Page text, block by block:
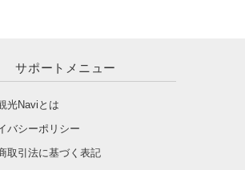
サポートメニュー
光Naviとは
バシーポリシー
取引法に基づく表記